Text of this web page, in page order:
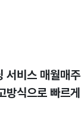
서비스 매월매
방식으로 빠르